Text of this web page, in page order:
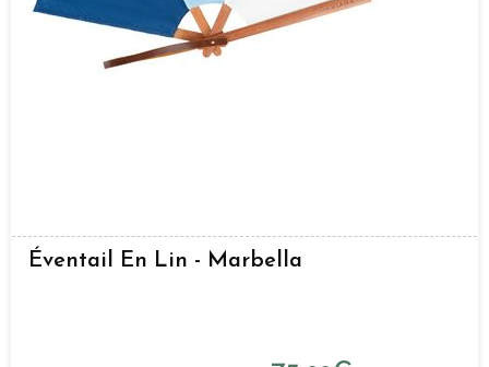
Éventail En Lin - Marbella